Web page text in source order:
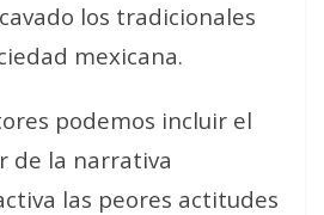
los tradicionales
mexicana.
podemos incluir el
de la narrativa
las peores actitudes